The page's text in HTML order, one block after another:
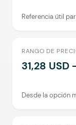
Referencia útil
RANGO DE
31,28 USD
Desde la opción